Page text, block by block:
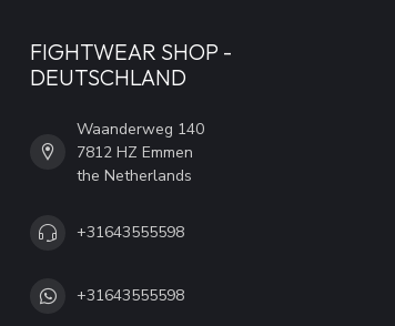
FIGHTWEAR SHOP -
DEUTSCHLAND
Waanderweg 140
7812 HZ Emmen
the Netherlands
+31643555598
+31643555598